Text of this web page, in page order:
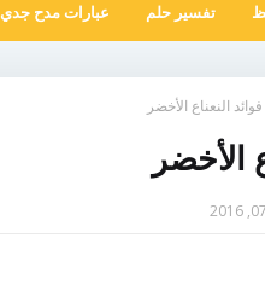
تفسير حلم عبارات مدح جدي
فوائد النعناع الأخضر
الأخضر